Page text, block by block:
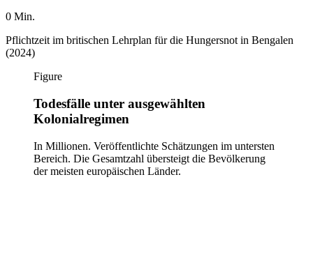
0 Min.
Pflichtzeit im britischen Lehrplan für die Hungersnot in Bengalen
(2024)
Figure
Todesfälle unter ausgewählten
Kolonialregimen
In Millionen. Veröffentlichte Schätzungen im untersten
Bereich. Die Gesamtzahl übersteigt die Bevölkerung
der meisten europäischen Länder.